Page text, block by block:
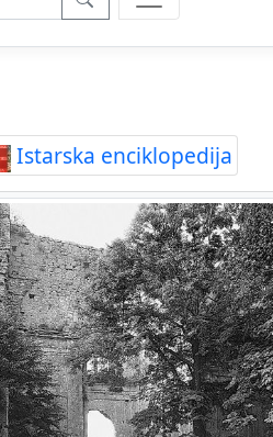
Istarska enciklopedija